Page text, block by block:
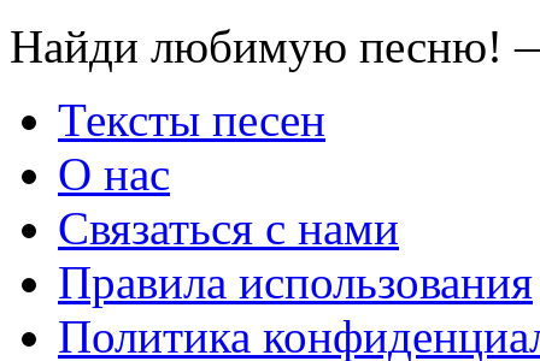
Найди любимую песню!
Тексты песен
О нас
Связаться с нами
Правила использования
Политика